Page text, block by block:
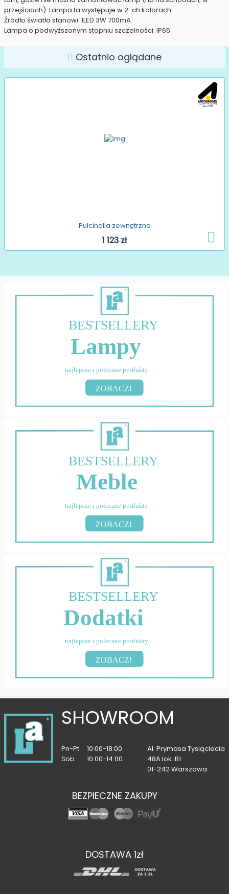
przejściach). Lampa ta występuje w 2-ch kolorach.
Źródło światła stanowi: 1LED 3W 700mA.
Lampa o podwyższonym stopniu szczelności: IP65.
Ostatnio oglądane
Pulcinella zewnętrzna
1 123 zł
BESTSELLERY
Lampy
najlepsze i polecane produkty
ZOBACZ!
BESTSELLERY
Meble
najlepsze i polecane produkty
ZOBACZ!
BESTSELLERY
Dodatki
najlepsze i polecane produkty
ZOBACZ!
SHOWROOM
Pn-Pt
10:00-18:00
Sob
10:00-14:00
Al. Prymasa Tysiąclecia
48A lok. B1
01-242 Warszawa
BEZPIECZNE ZAKUPY
DOSTAWA 1zł